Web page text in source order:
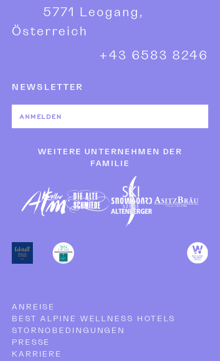
5771 Leogang,
Österreich
+43 6583 8246
NEWSLETTER
ANMELDEN
WEITERE UNTERNEHMEN DER
FAMILIE
ANREISE
BEST ALPINE WELLNESS HOTELS
STORNOBEDINGUNGEN
PRESSE
KARRIERE